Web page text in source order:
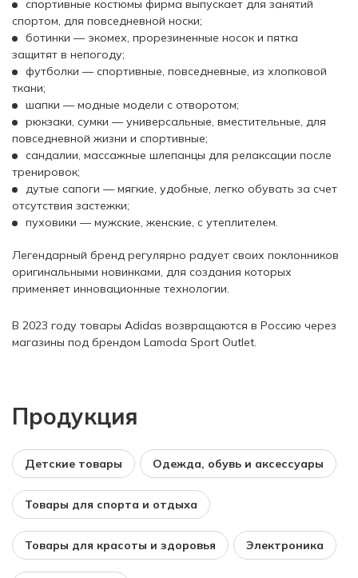
спортивные костюмы фирма выпускает для занятий
спортом, для повседневной носки;
ботинки — экомех, прорезиненные носок и пятка
защитят в непогоду;
футболки — спортивные, повседневные, из хлопковой
ткани;
шапки — модные модели с отворотом;
рюкзаки, сумки — универсальные, вместительные, для
повседневной жизни и спортивные;
сандалии, массажные шлепанцы для релаксации после
тренировок;
дутые сапоги — мягкие, удобные, легко обувать за счет
отсутствия застежки;
пуховики — мужские, женские, с утеплителем.
Легендарный бренд регулярно радует своих поклонников
оригинальными новинками, для создания которых
применяет инновационные технологии.
В 2023 году товары Adidas возвращаются в Россию через
магазины под брендом Lamoda Sport Outlet.
Продукция
Детские товары Одежда, обувь и аксессуары
Товары для спорта и отдыха
Товары для красоты и здоровья Электроника